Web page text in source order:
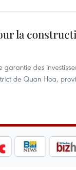
la
garantie des
de Quan Hoa,